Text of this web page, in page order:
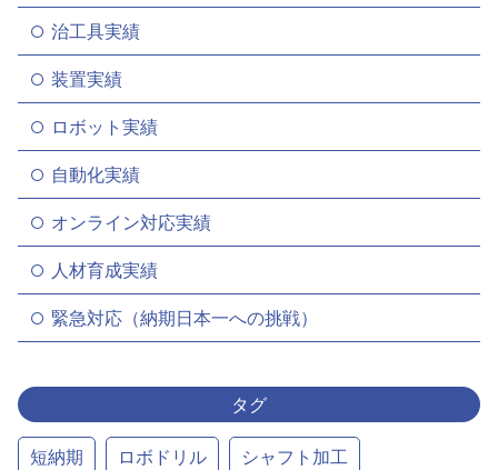
治工具実績
装置実績
ロボット実績
自動化実績
オンライン対応実績
人材育成実績
緊急対応（納期日本一への挑戦）
タグ
短納期 ロボドリル
シャフト加工